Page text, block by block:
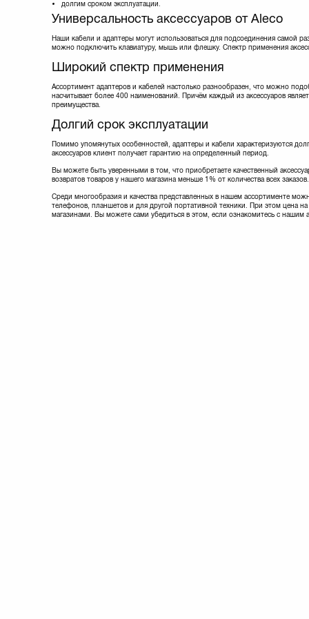
Lapara(5)
Manhattan(9)
Maxxter
Maxxtro(3)
Nomi (20)
Noname (1)
Optima (1)
Ozaki
PATRON (13)
PowerPlant
(35)
REAL-EL(9)
Samsung(3)
Sven(8)
долгим сроком эксплуатации.
Универсальность аксессуаров от Aleco
Наши кабели и адаптеры могут использоваться для подсоединения самой
можно подключить клавиатуру, мышь или флешку. Спектр применения
Широкий спектр применения
Ассортимент адаптеров и кабелей настолько разнообразен, что можно
насчитывает более 400 наименований. Причём каждый из аксессуаров
преимущества.
Долгий срок эксплуатации
Помимо упомянутых особенностей, адаптеры и кабели характеризуются
аксессуаров клиент получает гарантию на определенный период.
Вы можете быть уверенными в том, что приобретаете качественный
возвратов товаров у нашего магазина меньше 1% от количества всех заказов.
Среди многообразия и качества представленных в нашем ассортименте
телефонов, планшетов и для другой портативной техники. При этом цена
магазинами. Вы можете сами убедиться в этом, если ознакомитесь с нашим